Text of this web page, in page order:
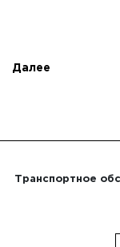
Далее
Транспортное